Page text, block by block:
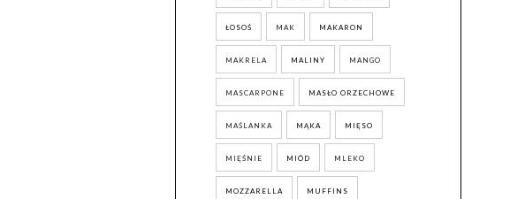
ŁOSOŚ MAK MAKARON
MAKRELA MALINY MANGO
MASCARPONE MASŁO ORZECHOWE
MAŚLANKA MĄKA MIĘSO
MIĘŚNIE MIÓD MLEKO
MOZZARELLA MUFFINS